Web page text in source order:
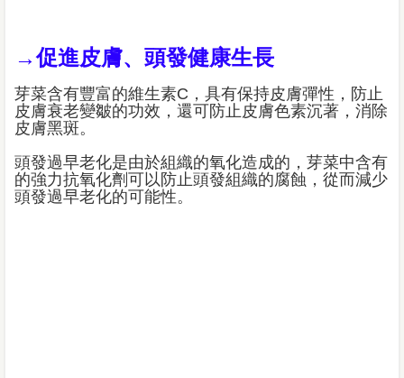
→促進皮膚、頭發健康生長
芽菜含有豐富的維生素C，具有保持皮膚彈性，防止
皮膚衰老變皺的功效，還可防止皮膚色素沉著，消除
皮膚黑斑。
頭發過早老化是由於組織的氧化造成的，芽菜中含有
的強力抗氧化劑可以防止頭發組織的腐蝕，從而減少
頭發過早老化的可能性。